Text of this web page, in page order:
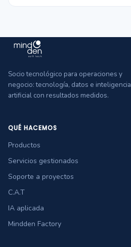
Socio tecnológico para operaciones y
negocio: tecnología, datos e inteligencia
artificial con resultados medidos.
QUÉ HACEMOS
Productos
Servicios gestionados
Soporte a proyectos
C.A.T
IA aplicada
Mindden Factory